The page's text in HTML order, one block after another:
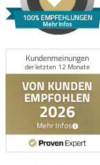
100% EMPFEHLUNGEN
Mehr Infos